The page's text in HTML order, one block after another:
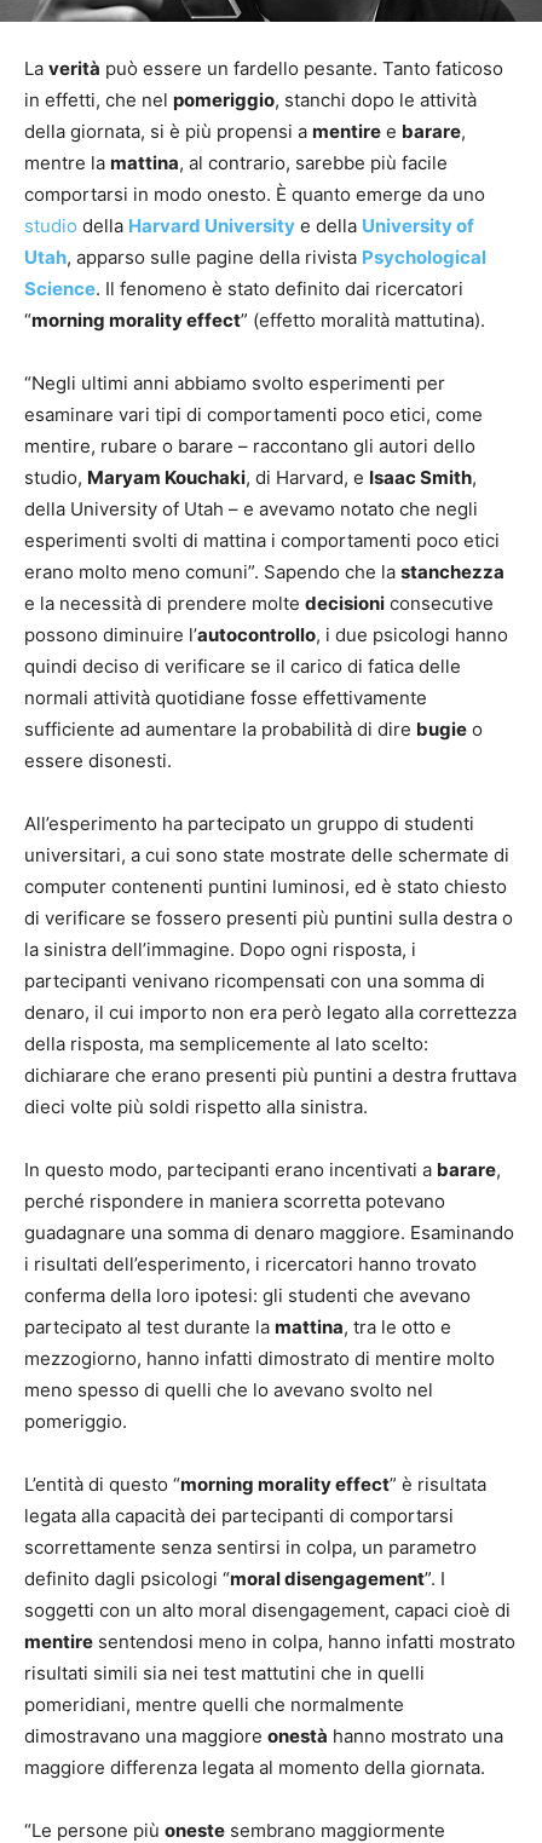
La verità può essere un fardello pesante. Tanto faticoso
in effetti, che nel pomeriggio, stanchi dopo le attività
della giornata, si è più propensi a mentire e barare,
mentre la mattina, al contrario, sarebbe più facile
comportarsi in modo onesto. È quanto emerge da uno
studio della Harvard University e della University of
Utah, apparso sulle pagine della rivista Psychological
Science. Il fenomeno è stato definito dai ricercatori
“morning morality effect” (effetto moralità mattutina).
“Negli ultimi anni abbiamo svolto esperimenti per
esaminare vari tipi di comportamenti poco etici, come
mentire, rubare o barare – raccontano gli autori dello
studio, Maryam Kouchaki, di Harvard, e Isaac Smith,
della University of Utah – e avevamo notato che negli
esperimenti svolti di mattina i comportamenti poco etici
erano molto meno comuni”. Sapendo che la stanchezza
e la necessità di prendere molte decisioni consecutive
possono diminuire l’autocontrollo, i due psicologi hanno
quindi deciso di verificare se il carico di fatica delle
normali attività quotidiane fosse effettivamente
sufficiente ad aumentare la probabilità di dire bugie o
essere disonesti.
All’esperimento ha partecipato un gruppo di studenti
universitari, a cui sono state mostrate delle schermate di
computer contenenti puntini luminosi, ed è stato chiesto
di verificare se fossero presenti più puntini sulla destra o
la sinistra dell’immagine. Dopo ogni risposta, i
partecipanti venivano ricompensati con una somma di
denaro, il cui importo non era però legato alla correttezza
della risposta, ma semplicemente al lato scelto:
dichiarare che erano presenti più puntini a destra fruttava
dieci volte più soldi rispetto alla sinistra.
In questo modo, partecipanti erano incentivati a barare,
perché rispondere in maniera scorretta potevano
guadagnare una somma di denaro maggiore. Esaminando
i risultati dell’esperimento, i ricercatori hanno trovato
conferma della loro ipotesi: gli studenti che avevano
partecipato al test durante la mattina, tra le otto e
mezzogiorno, hanno infatti dimostrato di mentire molto
meno spesso di quelli che lo avevano svolto nel
pomeriggio.
L’entità di questo “morning morality effect” è risultata
legata alla capacità dei partecipanti di comportarsi
scorrettamente senza sentirsi in colpa, un parametro
definito dagli psicologi “moral disengagement”. I
soggetti con un alto moral disengagement, capaci cioè di
mentire sentendosi meno in colpa, hanno infatti mostrato
risultati simili sia nei test mattutini che in quelli
pomeridiani, mentre quelli che normalmente
dimostravano una maggiore onestà hanno mostrato una
maggiore differenza legata al momento della giornata.
“Le persone più oneste sembrano maggiormente